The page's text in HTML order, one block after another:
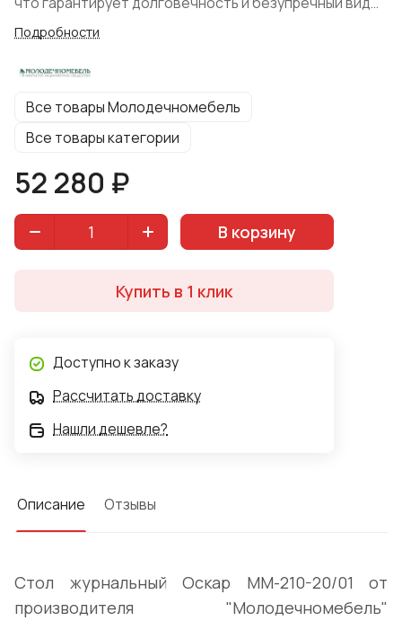
модели. Защитная отделка древесины выполнена
примесей, гарантируя экологичность изделия.
габаритными размерами отлично впишется в
интерьер небольшой по площади гостиной.
цветах на выбор покупателя.
Подробности
Все товары Молодечномебель
Все товары категории
52 280 ₽
В корзину
Купить в 1 клик
Доступно к заказу
Рассчитать доставку
Нашли дешевле?
Описание Отзывы
Стол журнальный Оскар ММ-210-20/01 от
производителя "Молодечномебель"